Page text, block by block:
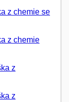
z chemie se
z chemie
z
z